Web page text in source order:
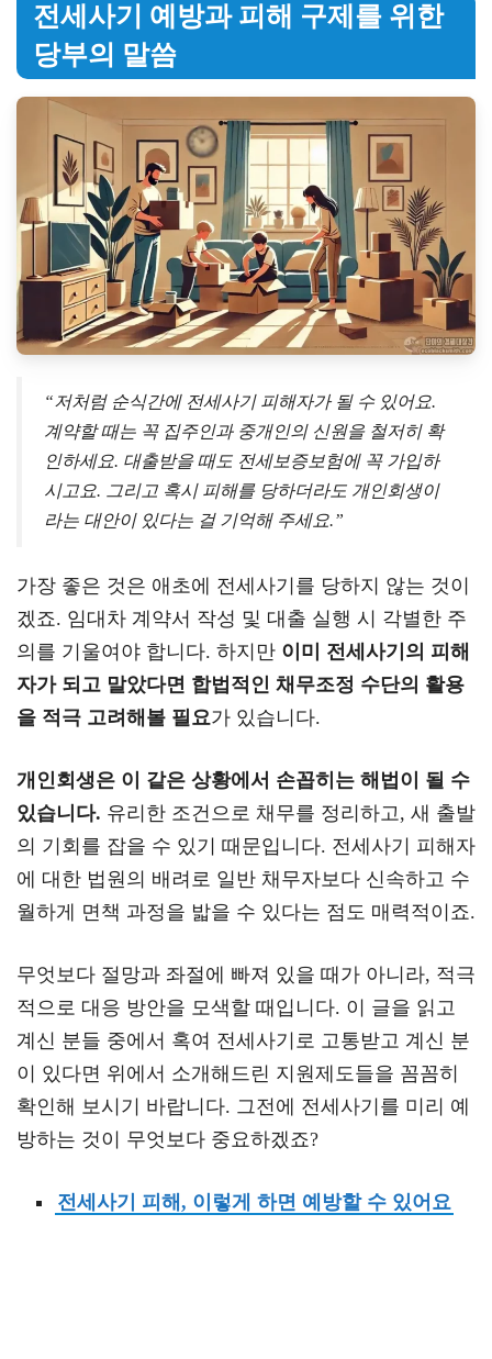
전세사기 예방과 피해 구제를 위한
당부의 말씀
“저처럼 순식간에 전세사기 피해자가 될 수 있어요.
계약할 때는 꼭 집주인과 중개인의 신원을 철저히 확
인하세요. 대출받을 때도 전세보증보험에 꼭 가입하
시고요. 그리고 혹시 피해를 당하더라도 개인회생이
라는 대안이 있다는 걸 기억해 주세요.”
가장 좋은 것은 애초에 전세사기를 당하지 않는 것이
겠죠. 임대차 계약서 작성 및 대출 실행 시 각별한 주
의를 기울여야 합니다. 하지만 이미 전세사기의 피해
자가 되고 말았다면 합법적인 채무조정 수단의 활용
을 적극 고려해볼 필요가 있습니다.
개인회생은 이 같은 상황에서 손꼽히는 해법이 될 수
있습니다. 유리한 조건으로 채무를 정리하고, 새 출발
의 기회를 잡을 수 있기 때문입니다. 전세사기 피해자
에 대한 법원의 배려로 일반 채무자보다 신속하고 수
월하게 면책 과정을 밟을 수 있다는 점도 매력적이죠.
무엇보다 절망과 좌절에 빠져 있을 때가 아니라, 적극
적으로 대응 방안을 모색할 때입니다. 이 글을 읽고
계신 분들 중에서 혹여 전세사기로 고통받고 계신 분
이 있다면 위에서 소개해드린 지원제도들을 꼼꼼히
확인해 보시기 바랍니다. 그전에 전세사기를 미리 예
방하는 것이 무엇보다 중요하겠죠?
전세사기 피해, 이렇게 하면 예방할 수 있어요